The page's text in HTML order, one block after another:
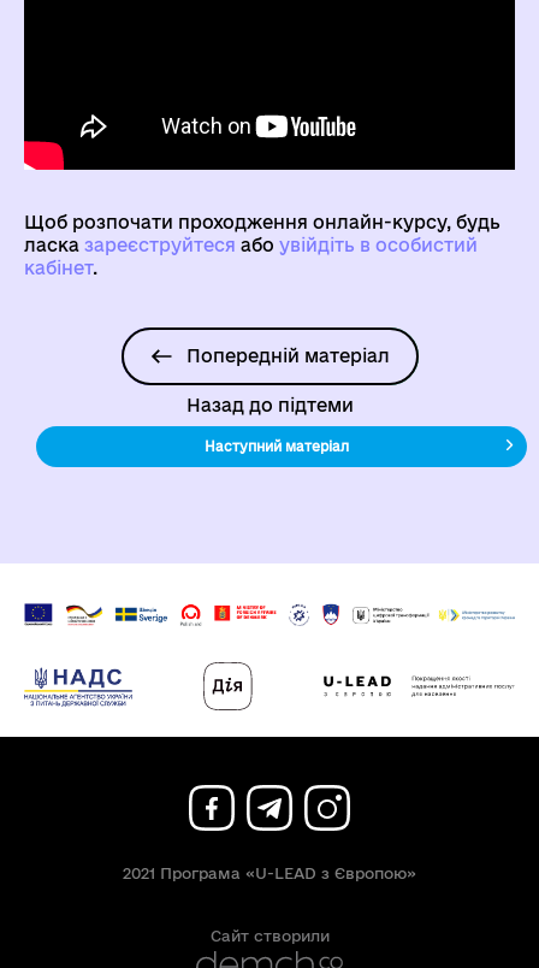
Щоб розпочати проходження онлайн-курсу, будь
ласка зареєструйтеся aбо увійдіть в особистий
кабінет.
Попередній матеріал
Назад до підтеми
Наступний матеріал
2021 Програма «U-LEAD з Європою»
Сайт створили